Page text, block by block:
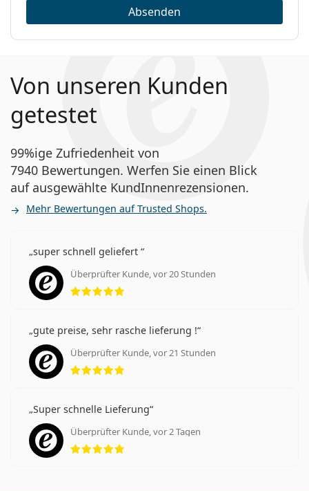
Absenden
Von unseren Kunden
getestet
99%ige Zufriedenheit von
7940 Bewertungen. Werfen Sie einen Blick
auf ausgewählte KundInnenrezensionen.
Mehr Bewertungen auf Trusted Shops.
super schnell geliefert
Überprüfter Kunde, vor 20 Stunden
Bewertung 5 aus 5
gute preise, sehr rasche lieferung !
Überprüfter Kunde, vor 21 Stunden
Bewertung 5 aus 5
Super schnelle Lieferung
Überprüfter Kunde, vor 2 Tagen
Bewertung 5 aus 5